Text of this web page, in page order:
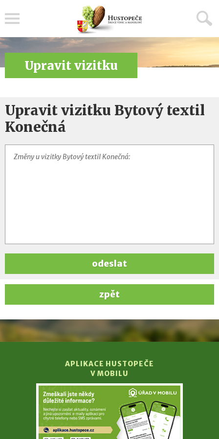
Upravit vizitku
Upravit vizitku Bytový textil
Konečná
odeslat
zpět
APLIKACE HUSTOPEČE
V MOBILU